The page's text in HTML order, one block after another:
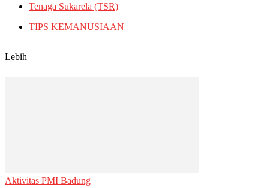
Tenaga Sukarela (TSR)
TIPS KEMANUSIAAN
Lebih
Aktivitas PMI Badung